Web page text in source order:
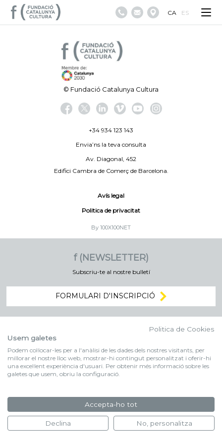
CA ES
© Fundació Catalunya Cultura
+34 934 123 143
Envia’ns la teva consulta
Av. Diagonal, 452
Edifici Cambra de Comerç de Barcelona.
Avís legal
Politica de privacitat
By 100X100NET
f (NEWSLETTER)
Subscriu-te al nostre bulletí
FORMULARI D'INSCRIPCIÓ
Politica de Cookies
Usem galetes
Podem col·locar-les per a l'anàlisi de les dades dels nostres visitants, per
millorar el nostre lloc web, mostrar-hi contingut personalitzat i oferir-hi
una excel·lent experiència d'usuari. Per obtenir més informació sobre les
galetes que usem, obriu la configuració.
Accepta-ho tot
Declina No, personalitza